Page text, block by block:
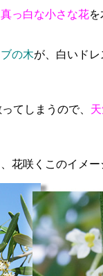
真っ白な小さな花
の木が、白いド
てしまうので、
花咲くこのイメー